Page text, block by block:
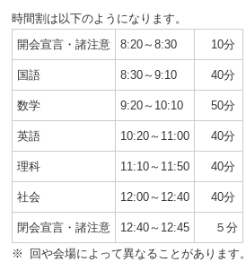
時間割は以下のようになります。
開会宣言・諸注意
8:20～8:30 10分
国語 8:30～9:10 40分
数学 9:20～10:10 50分
英語 10:20～11:00 40分
理科 11:10～11:50 40分
社会 12:00～12:40 40分
閉会宣言・諸注意 12:40～12:45
５分
回や会場によって異なることがあります。